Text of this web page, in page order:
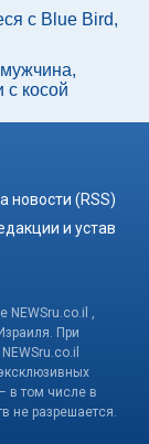
с Blue Bird,
косой
новости (RSS)
и устав
NEWSru.co.il ,
При
в том числе в
не разрешается.